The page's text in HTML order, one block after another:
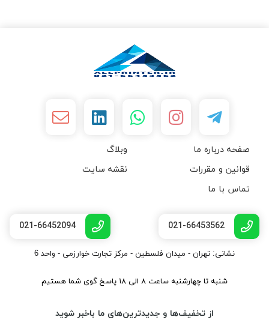
صفحه درباره ما
وبلاگ
قوانین و مقررات
نقشه سایت
تماس با ما
021-66453562
021-66452094
نشانی: تهران - میدان فلسطین - مرکز تجارت خوارزمی - واحد 6
شنبه تا چهارشنبه ساعت ۸ الی ۱۸ پاسخ گوی شما هستیم
از تخفیف‌ها و جدیدترین‌های ما باخبر شوید